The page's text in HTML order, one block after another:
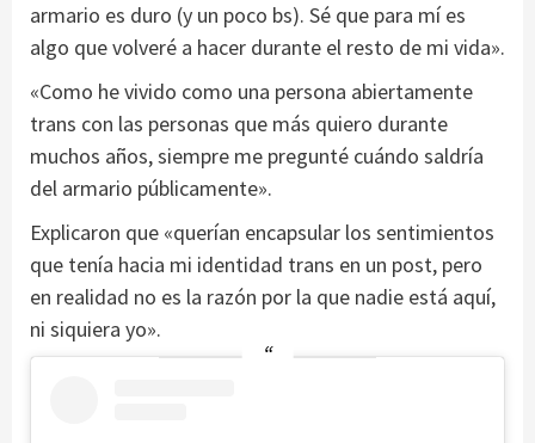
armario es duro (y un poco bs). Sé que para mí es
algo que volveré a hacer durante el resto de mi vida».
«Como he vivido como una persona abiertamente
trans con las personas que más quiero durante
muchos años, siempre me pregunté cuándo saldría
del armario públicamente».
Explicaron que «querían encapsular los sentimientos
que tenía hacia mi identidad trans en un post, pero
en realidad no es la razón por la que nadie está aquí,
ni siquiera yo».